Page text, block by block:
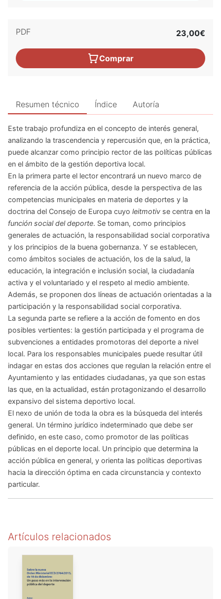
PDF 23,00€
Comprar
Resumen técnico Índice Autoría
Este trabajo profundiza en el concepto de interés general,
analizando la trascendencia y repercusión que, en la práctica,
puede alcanzar como principio rector de las políticas públicas
en el ámbito de la gestión deportiva local.
En la primera parte el lector encontrará un nuevo marco de
referencia de la acción pública, desde la perspectiva de las
competencias municipales en materia de deportes y la
doctrina del Consejo de Europa cuyo leitmotiv se centra en la
función social del deporte. Se toman, como principios
generales de actuación, la responsabilidad social corporativa
y los principios de la buena gobernanza. Y se establecen,
como ámbitos sociales de actuación, los de la salud, la
educación, la integración e inclusión social, la ciudadanía
activa y el voluntariado y el respeto al medio ambiente.
Además, se proponen dos líneas de actuación orientadas a la
participación y la responsabilidad social corporativa.
La segunda parte se refiere a la acción de fomento en dos
posibles vertientes: la gestión participada y el programa de
subvenciones a entidades promotoras del deporte a nivel
local. Para los responsables municipales puede resultar útil
indagar en estas dos acciones que regulan la relación entre el
Ayuntamiento y las entidades ciudadanas, ya que son estas
las que, en la actualidad, están protagonizando el desarrollo
expansivo del sistema deportivo local.
El nexo de unión de toda la obra es la búsqueda del interés
general. Un término jurídico indeterminado que debe ser
definido, en este caso, como promotor de las políticas
públicas en el deporte local. Un principio que determina la
acción pública en general, y orienta las políticas deportivas
hacia la dirección óptima en cada circunstancia y contexto
particular.
Artículos relacionados